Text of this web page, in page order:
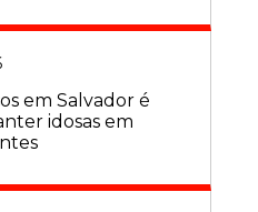
em Salvador é
idosas em